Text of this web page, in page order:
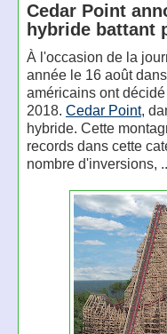
Cedar Point
hybride battant
À l'occasion de la
année le 16 août
américains ont
2018. Cedar Point,
hybride. Cette
records dans cette
nombre d'inversions,